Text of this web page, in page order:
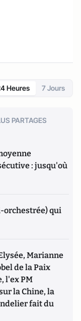
Heures 7 Jours
PARTAGES
: jusqu'où
orchestrée) qui
Marianne
de la Paix
l'ex PM
la Chine, la
fait du